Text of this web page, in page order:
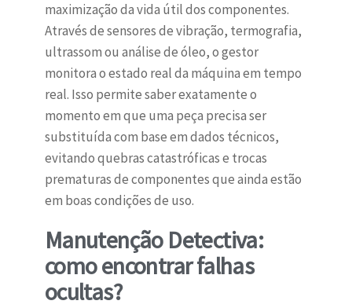
maximização da vida útil dos componentes.
Através de sensores de vibração, termografia,
ultrassom ou análise de óleo, o gestor
monitora o estado real da máquina em tempo
real. Isso permite saber exatamente o
momento em que uma peça precisa ser
substituída com base em dados técnicos,
evitando quebras catastróficas e trocas
prematuras de componentes que ainda estão
em boas condições de uso.
Manutenção Detectiva:
como encontrar falhas
ocultas?